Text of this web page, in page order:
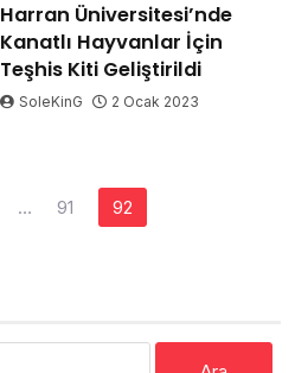
Harran Üniversitesi’nde
Kanatlı Hayvanlar İçin
Teşhis Kiti Geliştirildi
SoleKinG 2 Ocak 2023
… 91 92